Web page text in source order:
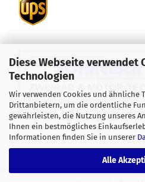
Diese Webseite verwendet
Technologien
Wir verwenden Cookies und ähnliche
Drittanbietern, um die ordentliche
gewährleisten, die Nutzung unseres
Ihnen ein bestmögliches
Informationen finden Sie in unserer
Alle
Alle Preise verstehen sich
Mehrwertsteuer, zzgl.